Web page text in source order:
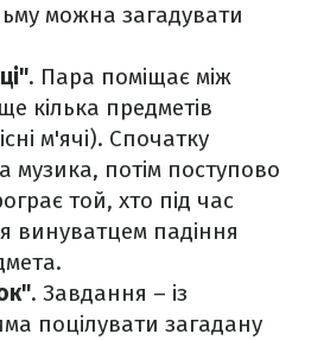
можна загадувати
. Пара поміщає між
кілька предметів
м'ячі). Спочатку
музика, потім поступово
той, хто під час
винуватцем падіння
. Завдання – із
поцілувати загадану